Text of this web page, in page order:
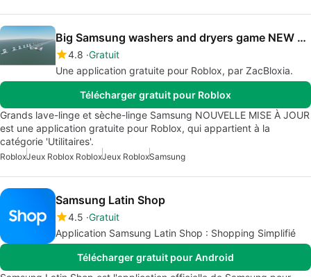
Big Samsung washers and dryers game NEW UPDATE
4.8 Gratuit
Une application gratuite pour Roblox, par ZacBloxia.
Télécharger gratuit pour Roblox
Grands lave-linge et sèche-linge Samsung NOUVELLE MISE À JOUR
est une application gratuite pour Roblox, qui appartient à la
catégorie 'Utilitaires'.
RobloxJeux Roblox RobloxJeux RobloxSamsung
Samsung Latin Shop
4.5 Gratuit
Application Samsung Latin Shop : Shopping Simplifié
Télécharger gratuit pour Android